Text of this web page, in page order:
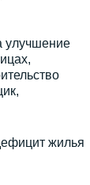
улучшение
жилья